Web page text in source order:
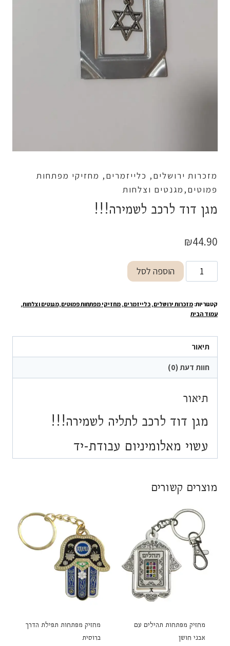
מזכרות ירושלים, כלייזמרים, מחזיקי מפתחות
פמוטים,מגנטים וצלחות
מגן דוד לרכב לשמירה!!!
₪44.90
כמות
של
דוד
לשמירה!!!
הוספה לסל
קטגוריות: מזכרות ירושלים, כלייזמרים, מחזיקי מפתחות פמוטים,מגנטים וצלחות,
עמוד הבית
תיאור
חוות דעת (0)
תיאור
מגן דוד לרכב לתליה לשמירה!!!
עשוי מאלומיניום עבודת-יד
מוצרים קשורים
מחזיק מפתחות תהילים עם
אבני חושן
מחזיק מפתחות תפילת הדרך
ברוסית